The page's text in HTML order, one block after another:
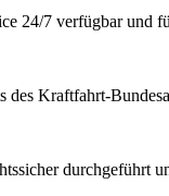
24/7 verfügbar und
Kraftfahrt-
durchgeführt